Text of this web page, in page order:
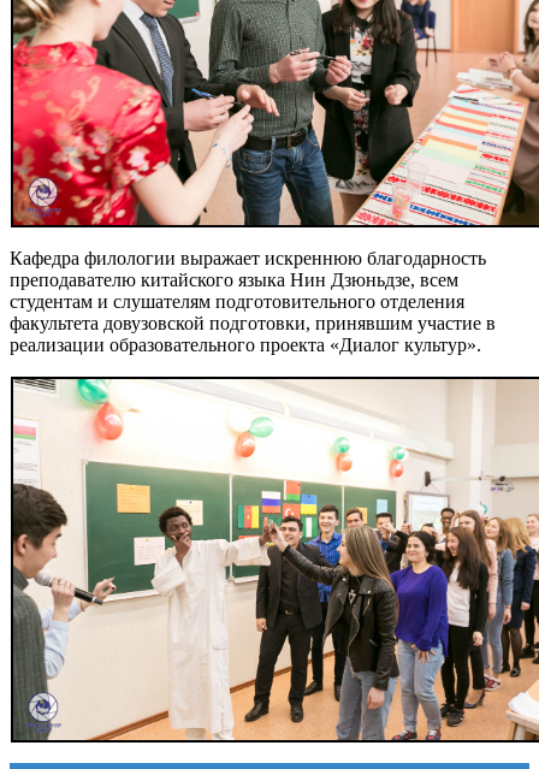
Кафедра филологии выражает искреннюю благодарность
преподавателю китайского языка Нин Дзюньдзе, всем
студентам и слушателям подготовительного отделения
факультета довузовской подготовки, принявшим участие в
реализации образовательного проекта «Диалог культур».